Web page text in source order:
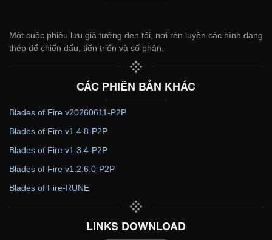
Một cuộc phiêu lưu giả tưởng đen tối, nơi rèn luyện các hình dạng
thép để chiến đấu, tiến triển và số phận.
CÁC PHIÊN BẢN KHÁC
Blades of Fire v20260611-P2P
Blades of Fire v1.4.8-P2P
Blades of Fire v1.3.4-P2P
Blades of Fire v1.2.6.0-P2P
Blades of Fire-RUNE
LINKS DOWNLOAD